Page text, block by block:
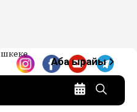
—
Аба ырайы